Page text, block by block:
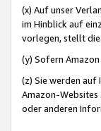
(x) Auf unser
im Hinblick auf
vorlegen, stellt
(y) Sofern
(z) Sie werden auf
Amazon-Websites
oder anderen